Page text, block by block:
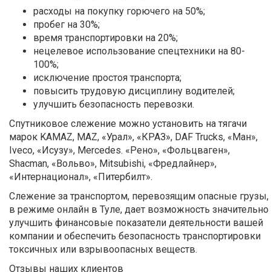
расходы на покупку горючего на 50%;
пробег на 30%;
время транспортировки на 20%;
нецелевое использование спецтехники на 80-
100%;
исключение простоя транспорта;
повысить трудовую дисциплину водителей;
улучшить безопасность перевозки.
Спутниковое слежение можно установить на тягачи
марок KAMAZ, MAZ, «Урал», «КРАЗ», DAF Trucks, «Ман»,
Iveco, «Исузу», Mercedes. «Рено», «Фольцваген»,
Shacman, «Вольво», Mitsubishi, «Фредлайнер»,
«Интернационал», «Питербилт».
Слежение за транспортом, перевозящим опасные грузы,
в режиме онлайн в Туле, дает возможность значительно
улучшить финансовые показатели деятельности вашей
компании и обеспечить безопасность транспортировки
токсичных или взрывоопасных веществ.
Отзывы наших клиентов